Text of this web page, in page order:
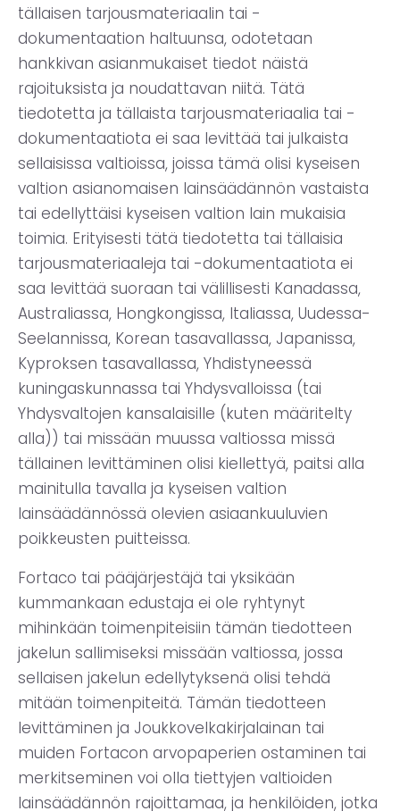
tällaisen tarjousmateriaalin tai -
dokumentaation haltuunsa, odotetaan
hankkivan asianmukaiset tiedot näistä
rajoituksista ja noudattavan niitä. Tätä
tiedotetta ja tällaista tarjousmateriaalia tai -
dokumentaatiota ei saa levittää tai julkaista
sellaisissa valtioissa, joissa tämä olisi kyseisen
valtion asianomaisen lainsäädännön vastaista
tai edellyttäisi kyseisen valtion lain mukaisia
toimia. Erityisesti tätä tiedotetta tai tällaisia
tarjousmateriaaleja tai -dokumentaatiota ei
saa levittää suoraan tai välillisesti Kanadassa,
Australiassa, Hongkongissa, Italiassa, Uudessa-
Seelannissa, Korean tasavallassa, Japanissa,
Kyproksen tasavallassa, Yhdistyneessä
kuningaskunnassa tai Yhdysvalloissa (tai
Yhdysvaltojen kansalaisille (kuten määritelty
alla)) tai missään muussa valtiossa missä
tällainen levittäminen olisi kiellettyä, paitsi alla
mainitulla tavalla ja kyseisen valtion
lainsäädännössä olevien asiaankuuluvien
poikkeusten puitteissa.
Fortaco tai pääjärjestäjä tai yksikään
kummankaan edustaja ei ole ryhtynyt
mihinkään toimenpiteisiin tämän tiedotteen
jakelun sallimiseksi missään valtiossa, jossa
sellaisen jakelun edellytyksenä olisi tehdä
mitään toimenpiteitä. Tämän tiedotteen
levittäminen ja Joukkovelkakirjalainan tai
muiden Fortacon arvopaperien ostaminen tai
merkitseminen voi olla tiettyjen valtioiden
lainsäädännön rajoittamaa, ja henkilöiden, jotka